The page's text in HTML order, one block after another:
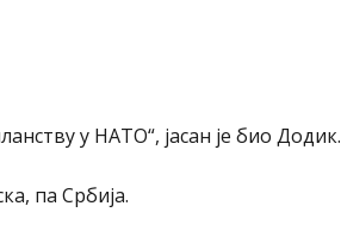
у НАТО“, јасан је био Додик.
па Србија.